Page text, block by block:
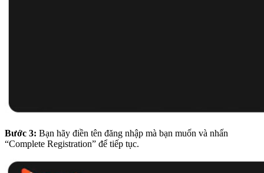
Bước 3: Bạn hãy điền tên đăng nhập mà bạn muốn và nhấn
“Complete Registration” để tiếp tục.